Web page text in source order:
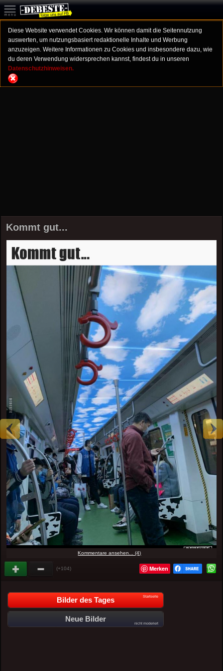
Diese Website verwendet Cookies. Wir können damit die Seitennutzung
auswerten, um nutzungsbasiert redaktionelle Inhalte und Werbung
anzuzeigen. Weitere Informationen zu Cookies und insbesondere dazu, wie
du deren Verwendung widersprechen kannst, findest du in unseren
Datenschutzhinweisen.
Kommt gut...
Kommentare ansehen... (4)
(+104) Merken
Bilder des Tages Startseite
Neue Bilder
nicht moderiert